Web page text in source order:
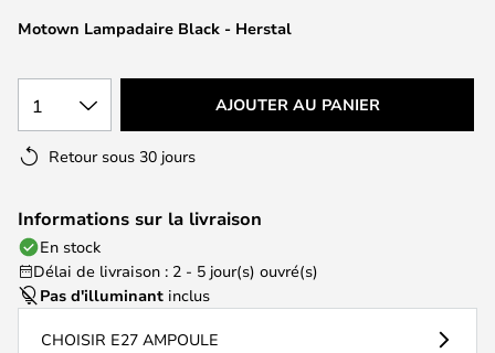
gallery
Motown Lampadaire Black - Herstal
1 AJOUTER AU PANIER
Retour sous 30 jours
Informations sur la livraison
En stock
Délai de livraison : 2 - 5 jour(s) ouvré(s)
Pas d'illuminant inclus
CHOISIR E27 AMPOULE